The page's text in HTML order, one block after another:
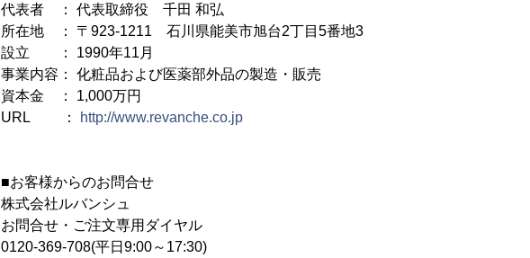
代表者 ： 代表取締役 千田 和弘
所在地 ： 〒923-1211 石川県能美市旭台2丁目5番地3
設立 ： 1990年11月
事業内容： 化粧品および医薬部外品の製造・販売
資本金 ： 1,000万円
URL ：
http://www.revanche.co.jp
■お客様からのお問合せ
株式会社ルバンシュ
お問合せ・ご注文専用ダイヤル
0120-369-708(平日9:00～17:30)